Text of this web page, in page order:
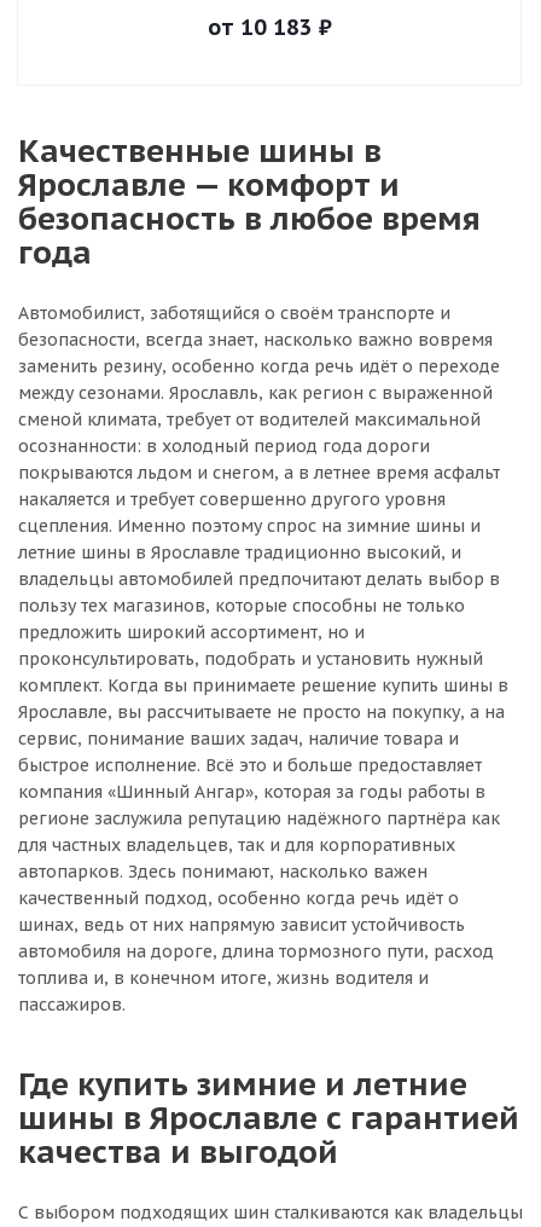
от 10 183 ₽
Качественные шины в
Ярославле — комфорт и
безопасность в любое время
года
Автомобилист, заботящийся о своём транспорте и
безопасности, всегда знает, насколько важно вовремя
заменить резину, особенно когда речь идёт о переходе
между сезонами. Ярославль, как регион с выраженной
сменой климата, требует от водителей максимальной
осознанности: в холодный период года дороги
покрываются льдом и снегом, а в летнее время асфальт
накаляется и требует совершенно другого уровня
сцепления. Именно поэтому спрос на зимние шины и
летние шины в Ярославле традиционно высокий, и
владельцы автомобилей предпочитают делать выбор в
пользу тех магазинов, которые способны не только
предложить широкий ассортимент, но и
проконсультировать, подобрать и установить нужный
комплект. Когда вы принимаете решение купить шины в
Ярославле, вы рассчитываете не просто на покупку, а на
сервис, понимание ваших задач, наличие товара и
быстрое исполнение. Всё это и больше предоставляет
компания «Шинный Ангар», которая за годы работы в
регионе заслужила репутацию надёжного партнёра как
для частных владельцев, так и для корпоративных
автопарков. Здесь понимают, насколько важен
качественный подход, особенно когда речь идёт о
шинах, ведь от них напрямую зависит устойчивость
автомобиля на дороге, длина тормозного пути, расход
топлива и, в конечном итоге, жизнь водителя и
пассажиров.
Где купить зимние и летние
шины в Ярославле с гарантией
качества и выгодой
С выбором подходящих шин сталкиваются как владельцы